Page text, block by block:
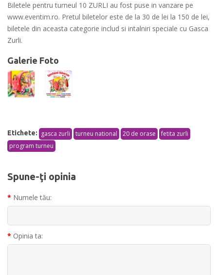
Biletele pentru turneul 10 ZURLI au fost puse in vanzare pe
www.eventim.ro. Pretul biletelor este de la 30 de lei la 150 de lei,
biletele din aceasta categorie includ si intalniri speciale cu Gasca
Zurli.
Galerie Foto
Etichete: gasca zurli turneu national 20 de orase
fetita zurli
program turneu
Spune-ţi opinia
Numele tău:
Opinia ta: